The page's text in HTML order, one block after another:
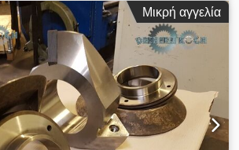
ΥΨΗΛΟΤΑΤΗ ΠΟΙΟΤΗΤΑ - Διαφορετικές
χρόνοι παράδοσης Επίσης διαθέσιμα
σε απόθεμα: - Πίσω κοσκινιστήρια -
πλάκες κρούσης - Πλάκες φθοράς -
- Σφύρες - Βάσεις σφύρας - ... ΚΑΙ
Μικρή αγγελία